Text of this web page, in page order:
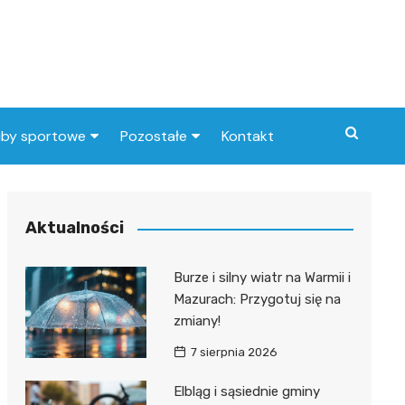
sportowe
piłkarski
Pozostałe Kontakt
Aktualności
Burze i silny wiatr na Warmii i
Mazurach: Przygotuj się na
zmiany!
7 sierpnia 2026
Elbląg i sąsiednie gminy